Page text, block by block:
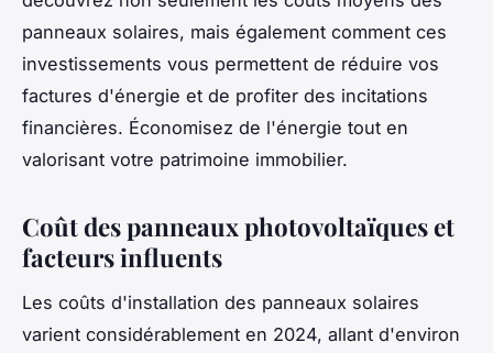
panneaux solaires, mais également comment ces
investissements vous permettent de réduire vos
factures d'énergie et de profiter des incitations
financières. Économisez de l'énergie tout en
valorisant votre patrimoine immobilier.
Coût des panneaux photovoltaïques et
facteurs influents
Les coûts d'installation des panneaux solaires
varient considérablement en 2024, allant d'environ